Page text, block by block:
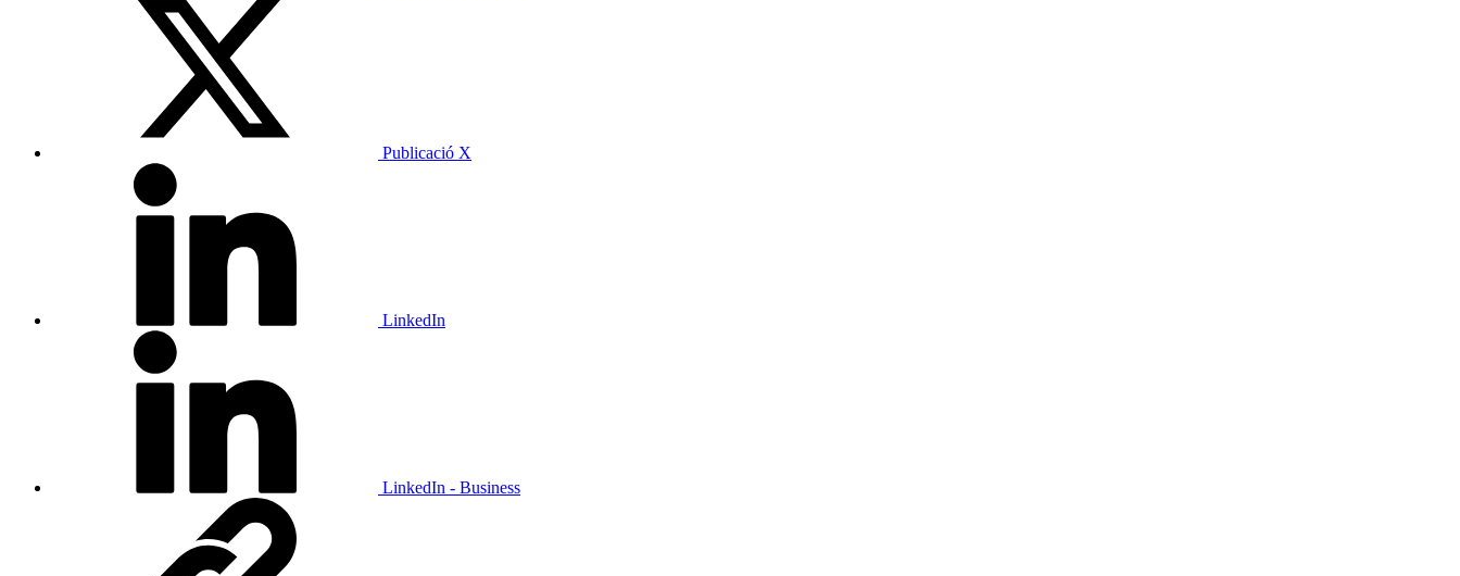
Publicació X
LinkedIn
LinkedIn - Business